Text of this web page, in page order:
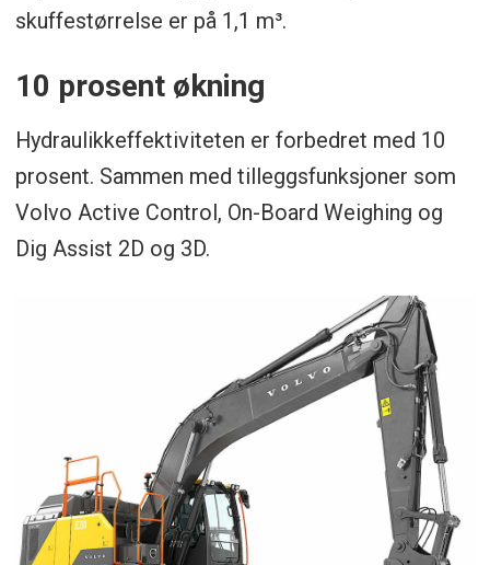
skuffestørrelse er på 1,1 m³.
10 prosent økning
Hydraulikkeffektiviteten er forbedret med 10
prosent. Sammen med tilleggsfunksjoner som
Volvo Active Control, On-Board Weighing og
Dig Assist 2D og 3D.